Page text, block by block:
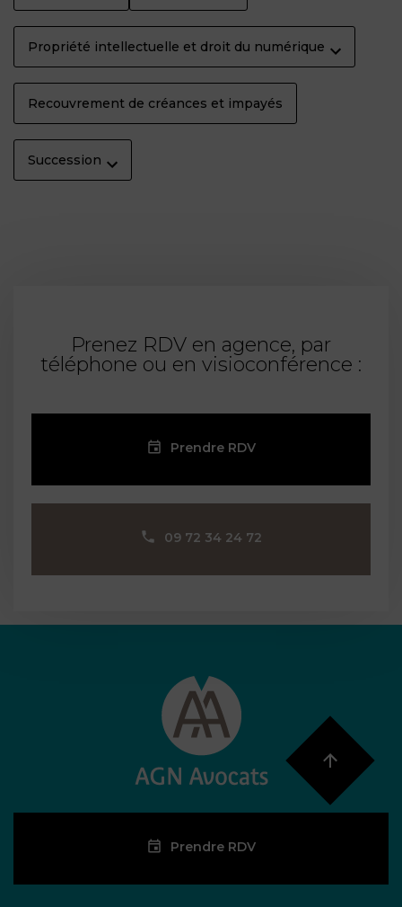
Propriété intellectuelle et droit du numérique
Recouvrement de créances et impayés
Succession
Prenez RDV en agence, par
téléphone ou en visioconférence :
Prendre RDV
09 72 34 24 72
Prendre RDV